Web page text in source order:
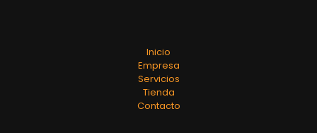
Inicio
Empresa
Servicios
Tienda
Contacto